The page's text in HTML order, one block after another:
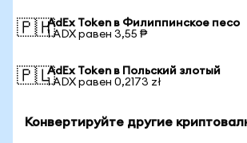
🇵🇭AdEx Token в Филиппинское песо
1 ADX равен 3,55 ₱
🇵🇱AdEx Token в Польский злотый
1 ADX равен 0,2173 zł
Конвертируйте другие